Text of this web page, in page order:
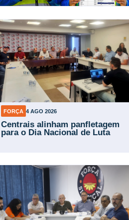
FORÇA 4 AGO 2026
Centrais alinham panfletagem
para o Dia Nacional de Luta